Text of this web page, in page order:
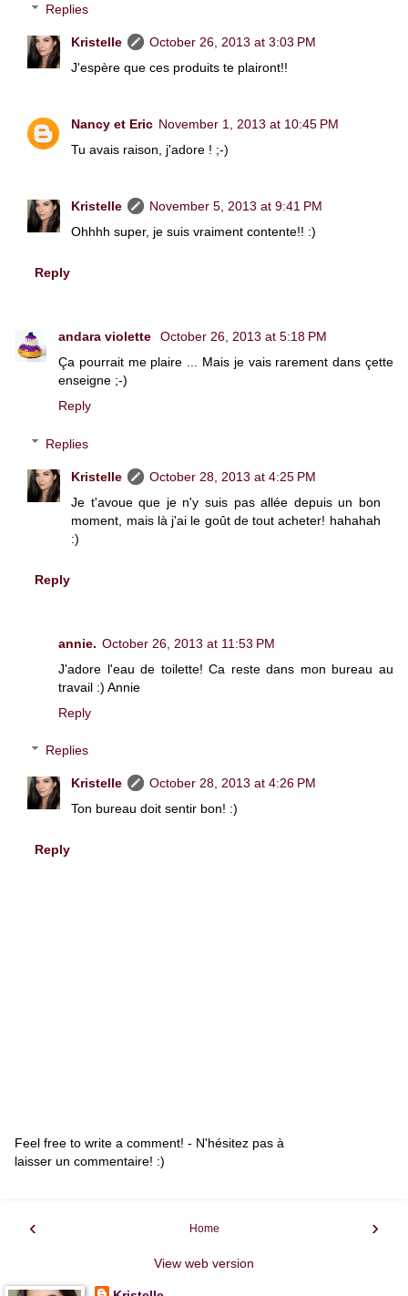
Replies
Kristelle
October 26, 2013 at 3:03 PM
J'espère que ces produits te plairont!!
Nancy et Eric November 1, 2013 at 10:45 PM
Tu avais raison, j'adore ! ;-)
Kristelle
November 5, 2013 at 9:41 PM
Ohhhh super, je suis vraiment contente!! :)
Reply
andara violette
October 26, 2013 at 5:18 PM
Ça pourrait me plaire ... Mais je vais rarement dans çette
enseigne ;-)
Reply
Replies
Kristelle
October 28, 2013 at 4:25 PM
Je t'avoue que je n'y suis pas allée depuis un bon
moment, mais là j'ai le goût de tout acheter! hahahah
:)
Reply
annie. October 26, 2013 at 11:53 PM
J'adore l'eau de toilette! Ca reste dans mon bureau au
travail :) Annie
Reply
Replies
Kristelle
October 28, 2013 at 4:26 PM
Ton bureau doit sentir bon! :)
Reply
Feel free to write a comment! - N'hésitez pas à
laisser un commentaire! :)
‹ ›
Home
View web version